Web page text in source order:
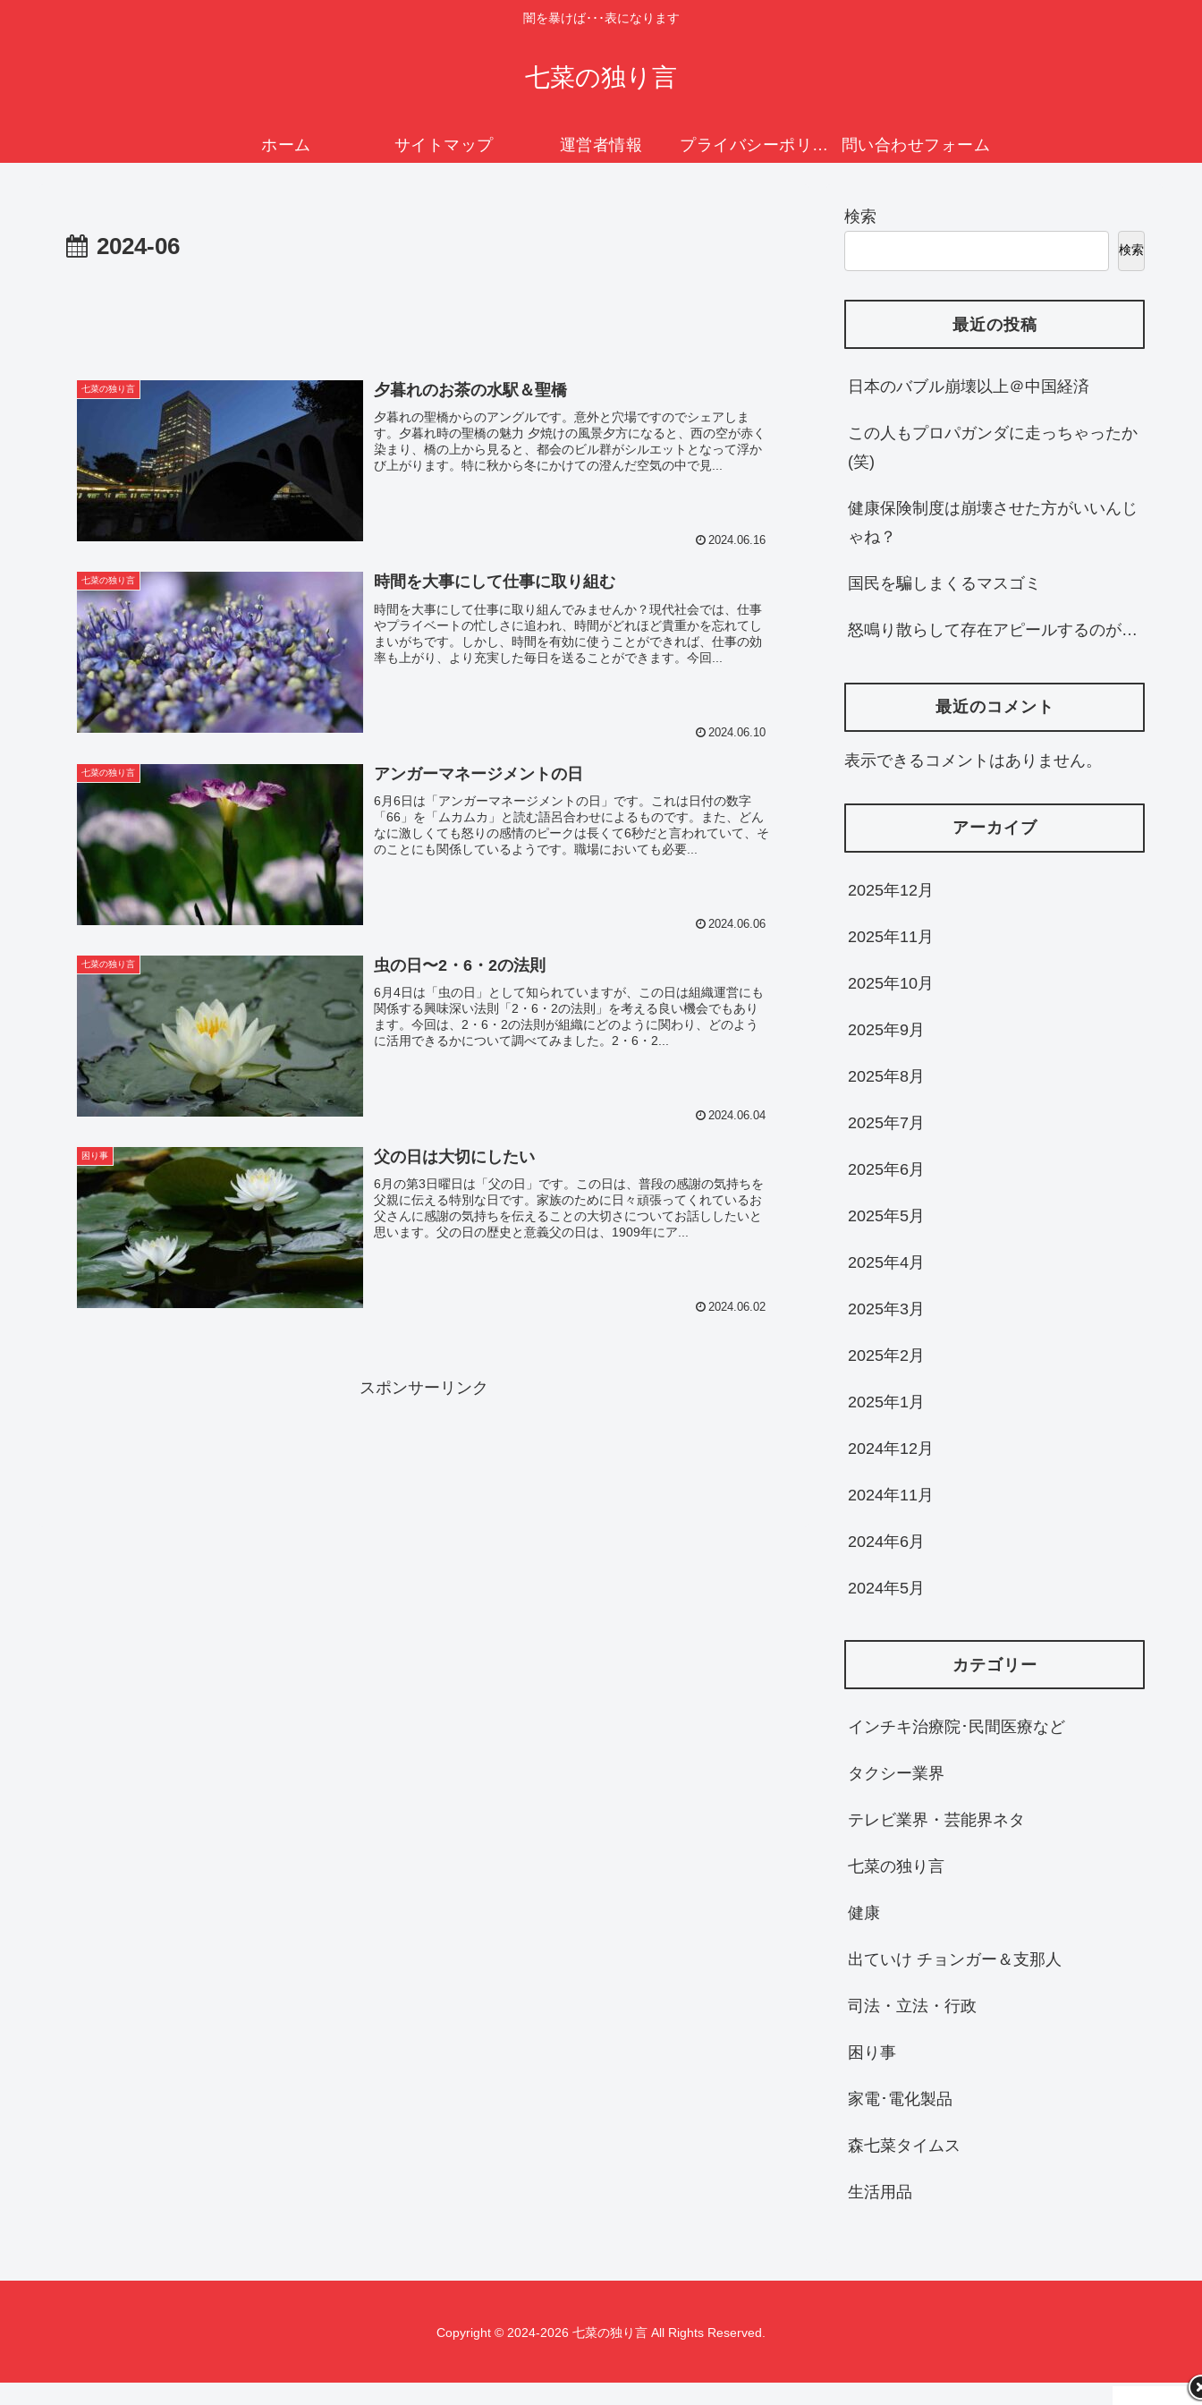
闇を暴けば･･･表になります
七菜の独り言
ホーム サイトマップ 運営者情報 プライバシーポリシー 問い合わせフォーム
2024-06
七菜の独り言 夕暮れのお茶の水駅＆聖橋
夕暮れの聖橋からのアングルです。意外と穴場ですのでシェアしま
す。夕暮れ時の聖橋の魅力 夕焼けの風景夕方になると、西の空が赤く
染まり、橋の上から見ると、都会のビル群がシルエットとなって浮か
び上がります。特に秋から冬にかけての澄んだ空気の中で見...
2024.06.16
七菜の独り言 時間を大事にして仕事に取り組む
時間を大事にして仕事に取り組んでみませんか？現代社会では、仕事
やプライベートの忙しさに追われ、時間がどれほど貴重かを忘れてし
まいがちです。しかし、時間を有効に使うことができれば、仕事の効
率も上がり、より充実した毎日を送ることができます。今回...
2024.06.10
七菜の独り言 アンガーマネージメントの日
6月6日は「アンガーマネージメントの日」です。これは日付の数字
「66」を「ムカムカ」と読む語呂合わせによるものです。また、どん
なに激しくても怒りの感情のピークは長くて6秒だと言われていて、そ
のことにも関係しているようです。職場においても必要...
2024.06.06
七菜の独り言 虫の日〜2・6・2の法則
6月4日は「虫の日」として知られていますが、この日は組織運営にも
関係する興味深い法則「2・6・2の法則」を考える良い機会でもあり
ます。今回は、2・6・2の法則が組織にどのように関わり、どのよう
に活用できるかについて調べてみました。2・6・2...
2024.06.04
困り事 父の日は大切にしたい
6月の第3日曜日は「父の日」です。この日は、普段の感謝の気持ちを
父親に伝える特別な日です。家族のために日々頑張ってくれているお
父さんに感謝の気持ちを伝えることの大切さについてお話ししたいと
思います。父の日の歴史と意義父の日は、1909年にア...
2024.06.02
スポンサーリンク
検索
検索
最近の投稿
日本のバブル崩壊以上＠中国経済
この人もプロパガンダに走っちゃったか
(笑)
健康保険制度は崩壊させた方がいいんじ
ゃね？
国民を騙しまくるマスゴミ
怒鳴り散らして存在アピールするのが…
最近のコメント
表示できるコメントはありません。
アーカイブ
2025年12月
2025年11月
2025年10月
2025年9月
2025年8月
2025年7月
2025年6月
2025年5月
2025年4月
2025年3月
2025年2月
2025年1月
2024年12月
2024年11月
2024年6月
2024年5月
カテゴリー
インチキ治療院･民間医療など
タクシー業界
テレビ業界・芸能界ネタ
七菜の独り言
健康
出ていけ チョンガー＆支那人
司法・立法・行政
困り事
家電･電化製品
森七菜タイムス
生活用品
Copyright © 2024-2026 七菜の独り言 All Rights Reserved.